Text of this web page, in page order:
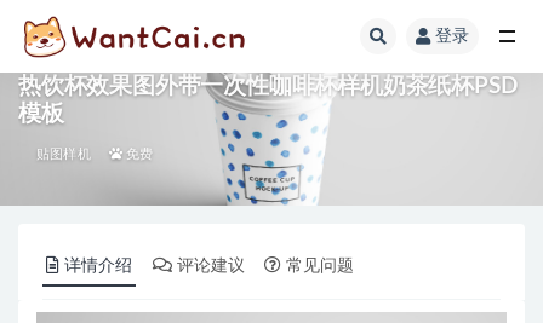
登录
热饮杯效果图外带一次性咖啡杯样机奶茶纸杯PSD
模板
贴图样机 免费
详情介绍 评论建议 常见问题